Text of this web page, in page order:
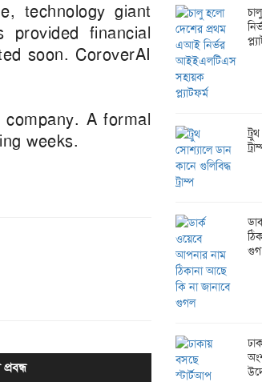
technology giant
financial
soon. CoroverAI
A formal
weeks.